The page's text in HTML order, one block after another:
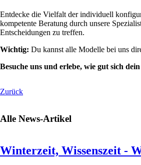
Entdecke die Vielfalt der individuell
kompetente Beratung durch unsere
Entscheidungen zu treffen.
Wichtig: Du kannst alle Modelle bei uns
Besuche uns und erlebe, wie gut sich
Zurück
Alle News-Artikel
Winterzeit, Wissenszeit -